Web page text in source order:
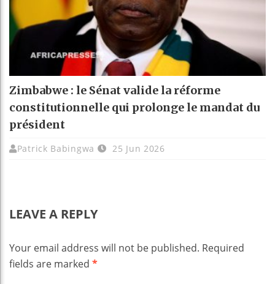
Zimbabwe : le Sénat valide la réforme
constitutionnelle qui prolonge le mandat du
président
Patrick Babingwa 25 Jun 2026
LEAVE A REPLY
Your email address will not be published. Required
fields are marked *